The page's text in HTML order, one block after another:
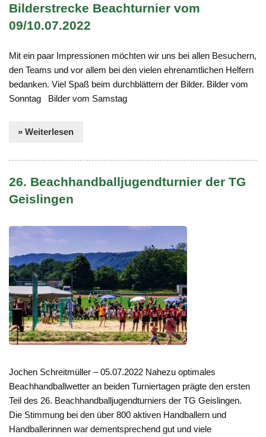
Bilderstrecke Beachturnier vom
09/10.07.2022
Mit ein paar Impressionen möchten wir uns bei allen Besuchern,
den Teams und vor allem bei den vielen ehrenamtlichen Helfern
bedanken. Viel Spaß beim durchblättern der Bilder. Bilder vom
Sonntag Bilder vom Samstag
» Weiterlesen
26. Beachhandballjugendturnier der TG
Geislingen
Jochen Schreitmüller – 05.07.2022 Nahezu optimales
Beachhandballwetter an beiden Turniertagen prägte den ersten
Teil des 26. Beachhandballjugendturniers der TG Geislingen.
Die Stimmung bei den über 800 aktiven Handballern und
Handballerinnen war dementsprechend gut und viele